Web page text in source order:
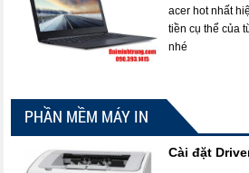
acer hot nhất
tiền cụ thể của
nhé
PHẦN MỀM MÁY IN
Cài đặt